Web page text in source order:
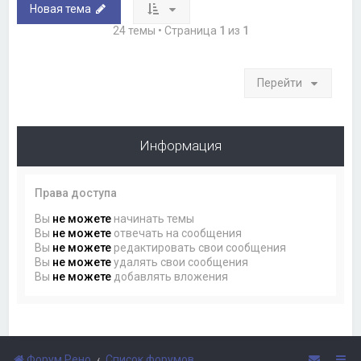
Новая тема
24 темы • Страница 1 из 1
Перейти
Информация
Права доступа
Вы не можете начинать темы
Вы не можете отвечать на сообщения
Вы не можете редактировать свои сообщения
Вы не можетеудалять свои сообщения
Вы не можете добавлять вложения